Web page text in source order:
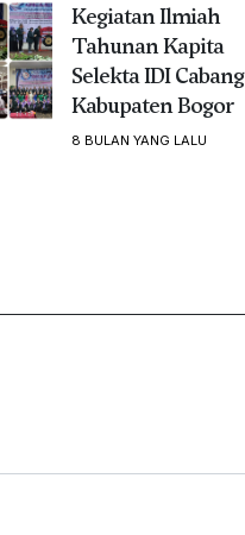
Kegiatan Ilmiah
Tahunan Kapita
Selekta IDI Cabang
Kabupaten Bogor
8 BULAN YANG LALU